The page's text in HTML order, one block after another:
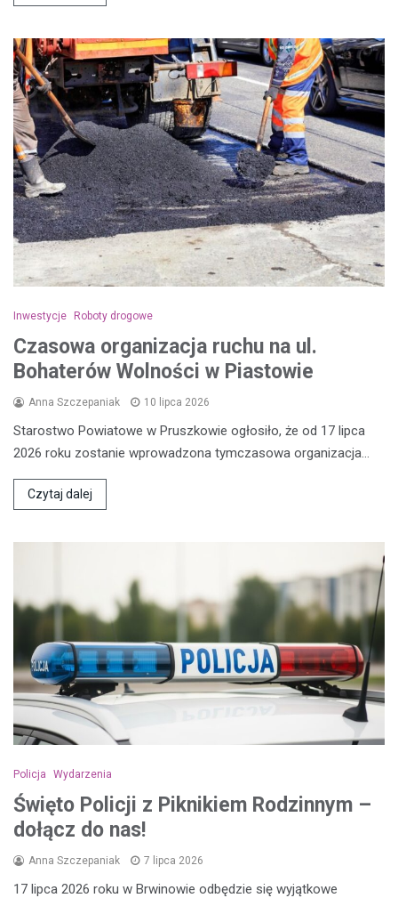
Inwestycje Roboty drogowe
Czasowa organizacja ruchu na ul.
Bohaterów Wolności w Piastowie
Anna Szczepaniak 10 lipca 2026
Starostwo Powiatowe w Pruszkowie ogłosiło, że od 17 lipca
2026 roku zostanie wprowadzona tymczasowa organizacja…
Czytaj dalej
Policja Wydarzenia
Święto Policji z Piknikiem Rodzinnym –
dołącz do nas!
Anna Szczepaniak 7 lipca 2026
17 lipca 2026 roku w Brwinowie odbędzie się wyjątkowe